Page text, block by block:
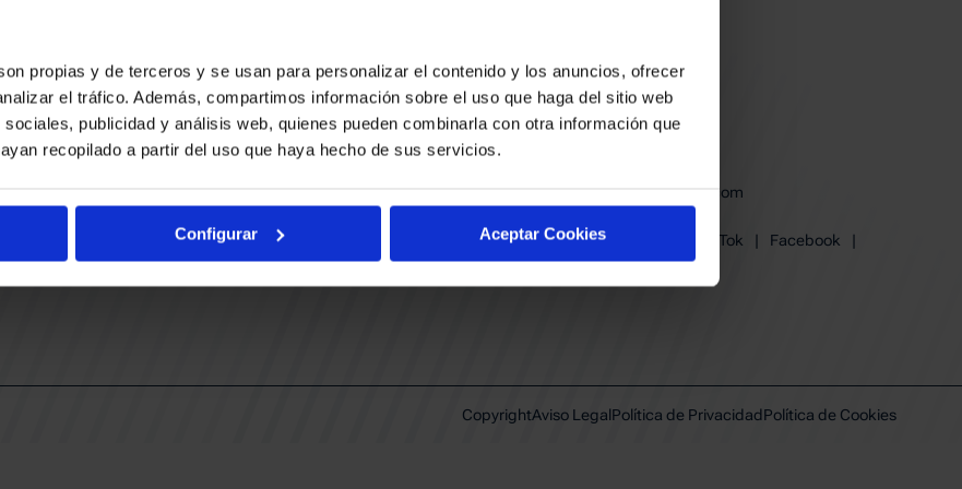
propias y de terceros y se usan para personalizar el contenido y los anuncios, ofrecer
el tráfico. Además, compartimos información sobre el uso que haga del sitio web
publicidad y análisis web, quienes pueden combinarla con otra información que
recopilado a partir del uso que haya hecho de sus servicios.
Configurar Aceptar Cookies
BAKH
FUNDACIÓN BASKONIA-ALAVÉS
01013 Vitoria-Gasteiz
baskonia@baskonia.com
Instagram
TikTok | Facebook
|
Youtube
| Linkedin
CopyrightAviso LegalPolítica de PrivacidadPolítica de Cookies